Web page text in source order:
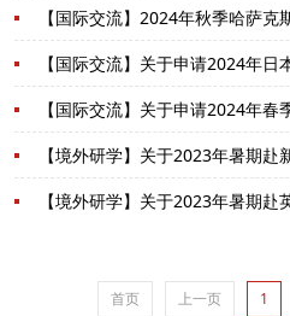
学生事务
书院服务
师大新闻 信息门户
师大云盘
首页 上一页 1